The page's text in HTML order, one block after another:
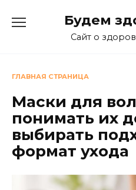
Будем
Сайт о
ГЛАВНАЯ СТРАНИЦА
Маски для
понимать их
выбирать
формат ухода